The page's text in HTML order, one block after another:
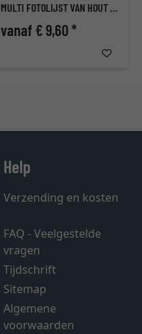
MULTI FOTOLIJST VAN HOUT HEKLA (MDF)
vanaf € 9,60 *
Help
Verzending en kosten
FAQ - Veelgestelde
vragen
Tijdschrift
Sitemap
Algemene
voorwaarden